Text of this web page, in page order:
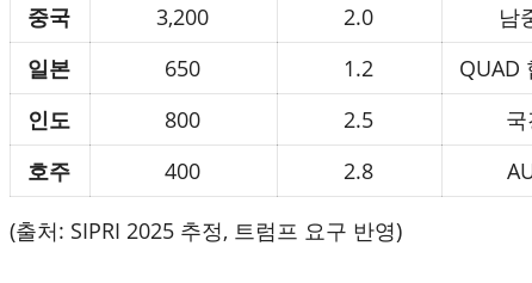
중국
3,200 2.0
남
일본
650 1.2 QUAD
인도
800 2.5
호주
400 2.8
(출처: SIPRI 2025 추정, 트럼프 요구 반영)